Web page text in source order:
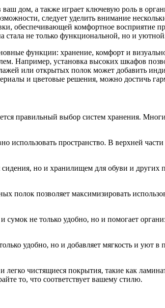
дом, а также играет ключевую роль в
следует уделить внимание
обеспечивающей комфортное восприятие
стала не только функциональной, но и
функции: хранение, комфорт и
Например, установка высоких шкафов
или открытых полок может добавить
и цветовые решения, можно достичь
правильный выбор систем хранения.
пространство. В верхней
но и хранилищем для обуви и других
позволяет максимизировать
не только удобно, но и помогает
удобно, но и добавляет мягкость и уют
чистящиеся покрытия, такие как
то, что соответствует вашему стилю.